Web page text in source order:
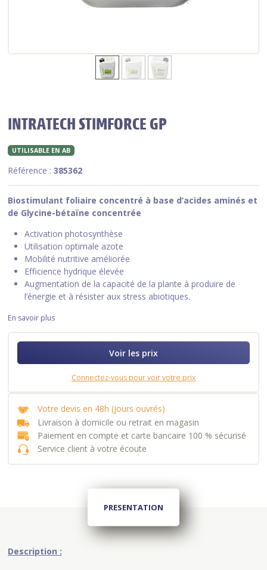
INTRATECH STIMFORCE GP
UTILISABLE EN AB
Référence :385362
Biostimulant foliaire concentré à base d’acides aminés et
de Glycine-bétaïne concentrée
Activation photosynthèse
Utilisation optimale azote
Mobilité nutritive améliorée
Efficience hydrique élevée
Augmentation de la capacité de la plante à produire de
l’énergie et à résister aux stress abiotiques.
En savoir plus
Voir les prix
Connectez-vous pour voir votre prix
Votre devis en 48h (jours ouvrés)
Livraison à domicile ou retrait en magasin
Paiement en compte et carte bancaire 100 % sécurisé
Service client à votre écoute
PRESENTATION
Description :